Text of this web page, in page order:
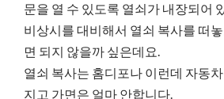
문을 열 수 있도록 열쇠가 내장되어
비상시를 대비해서 열쇠 복사를 떠
면 되지 않을까 싶은데요.
열쇠 복사는 홈디포나 이런데 자동
지고 가면은 얼마 안합니다.